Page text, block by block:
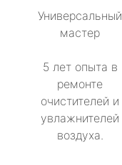
Универсальный
мастер
5 лет опыта в
ремонте
очистителей и
увлажнителей
воздуха.